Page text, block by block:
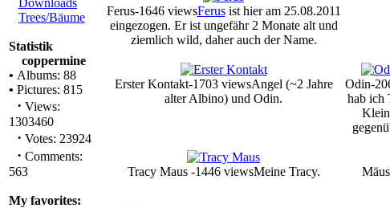
Downloads
Trees/Bäume
Statistik
coppermine
• Albums: 88
• Pictures: 815
· Views:
1303460
· Votes: 23924
· Comments:
563
My favorites:
Ferus-1646 viewsFerusist hier am 25.08.2011
eingezogen. Er ist ungefähr 2 Monate alt und
ziemlich wild, daher auch der Name.
Erster Kontakt-1703 viewsAngel (~2 Jahre
alter Albino) und Odin.
Odin-
hab ich
Tracy Maus -1446 viewsMeine Tracy.